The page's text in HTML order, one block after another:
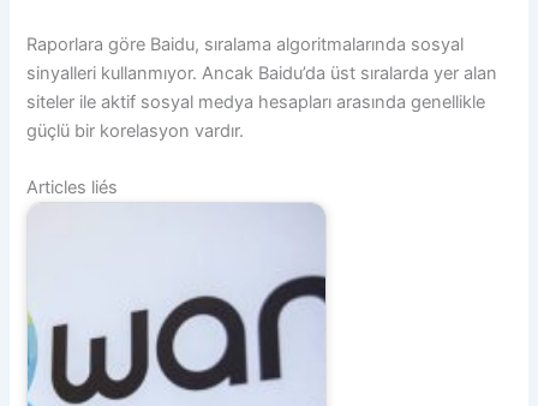
Raporlara göre Baidu, sıralama algoritmalarında sosyal
sinyalleri kullanmıyor. Ancak Baidu’da üst sıralarda yer alan
siteler ile aktif sosyal medya hesapları arasında genellikle
güçlü bir korelasyon vardır.
Articles liés